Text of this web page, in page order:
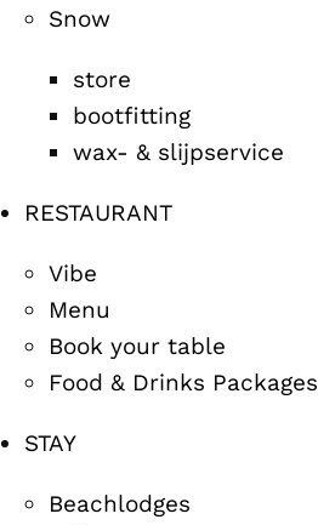
Snow
store
bootfitting
wax- & slijpservice
RESTAURANT
Vibe
Menu
Book your table
Food & Drinks Packages
STAY
Beachlodges